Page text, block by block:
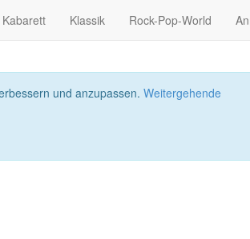
Kabarett Klassik Rock-Pop-World
und anzupassen. Weitergehende